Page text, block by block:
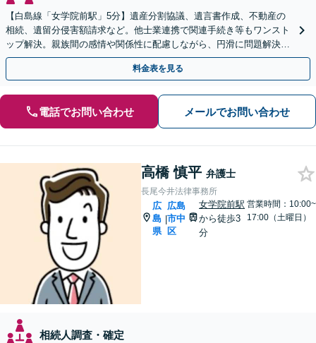
【白島線「女学院前駅」5分】遺産分割協議、遺言書作成、不動産の
相続、遺留分侵害額請求など。他士業連携で関連手続き等もワンスト
ップ解決。親族間の感情や関係性に配慮しながら、円滑に問題解決へ
【初回相談無料】
料金表を見る
電話でお問い合わせ メールでお問い合わせ
高橋 慎平 弁護士
長尾今井法律事務所
広
島
県
|
広島
市中
区
女学院前駅
から徒歩3
分
営業時間：10:00~
17:00（土曜日）
相続人調査・確定